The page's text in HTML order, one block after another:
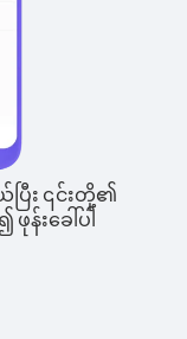
ြီး ၎င်းတို့၏
န်းခေါ်ပါ